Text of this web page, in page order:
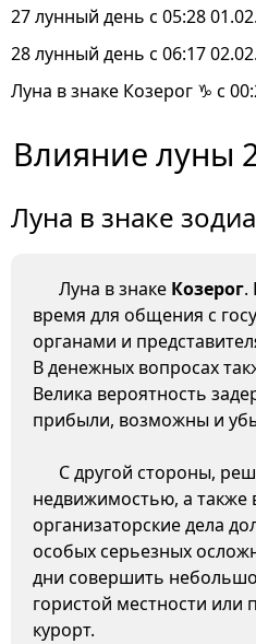
27 лунный день с 05:28
28 лунный день с 06:17
Луна в знаке Козерог ♑ с
Влияние луны
Луна в знаке
Луна в знаке Козерог.
время для общения с
органами и
В денежных вопросах
Велика вероятность
прибыли, возможны и
С другой стороны,
недвижимостью, а также
организаторские дела
особых серьезных
дни совершить
гористой местности или
курорт.